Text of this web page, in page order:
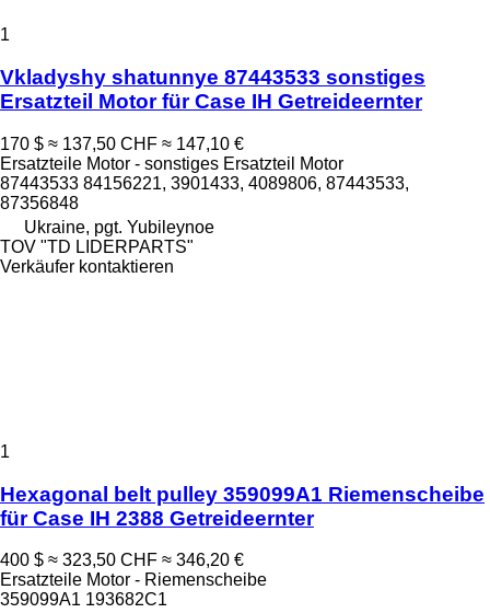
1
Vkladyshy shatunnye 87443533 sonstiges
Ersatzteil Motor für Case IH Getreideernter
170 $ ≈ 137,50 CHF ≈ 147,10 €
Ersatzteile Motor - sonstiges Ersatzteil Motor
87443533 84156221, 3901433, 4089806, 87443533,
87356848
Ukraine, pgt. Yubileynoe
TOV "TD LIDERPARTS"
Verkäufer kontaktieren
1
Hexagonal belt pulley 359099A1 Riemenscheibe
für Case IH 2388 Getreideernter
400 $ ≈ 323,50 CHF ≈ 346,20 €
Ersatzteile Motor - Riemenscheibe
359099A1 193682C1